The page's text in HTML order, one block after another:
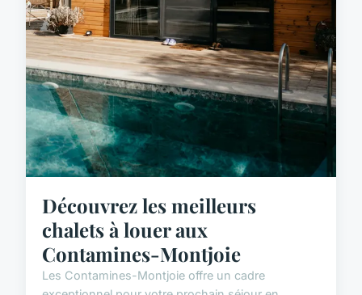
Découvrez les meilleurs
chalets à louer aux
Contamines-Montjoie
Les Contamines-Montjoie offre un cadre